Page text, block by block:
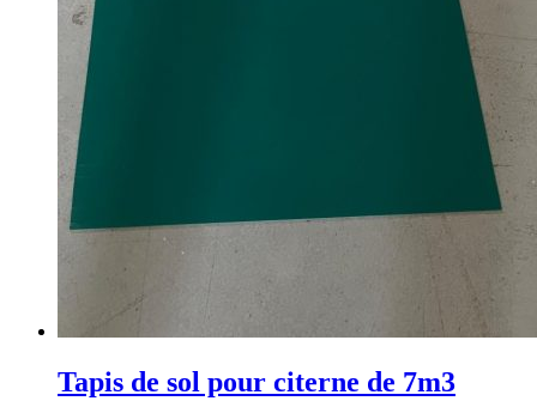
Tapis de sol pour citerne de 7m3